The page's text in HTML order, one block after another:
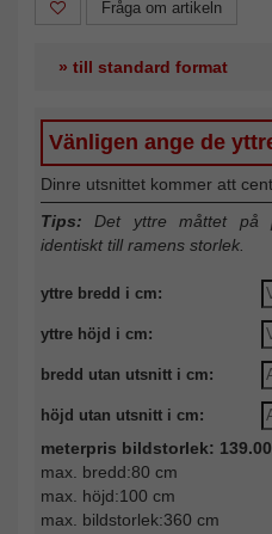
Fråga om artikeln
» till standard format
Vänligen ange de
Dinre utsnittet kommer att
Tips: Det yttre måttet på
identiskt till ramens storlek.
yttre bredd i cm:
yttre höjd i cm:
bredd utan utsnitt i cm:
höjd utan utsnitt i cm:
meterpris bildstorlek:
max. bredd:80 cm
max. höjd:100 cm
max. bildstorlek:360 cm